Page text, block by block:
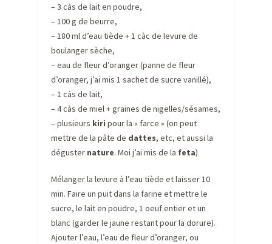
– 3 càs de lait en poudre,
– 100 g de beurre,
– 180 ml d’eau tiède + 1 càc de levure de
boulanger sèche,
– eau de fleur d’oranger (panne de fleur
d’oranger, j’ai mis 1 sachet de sucre vanillé),
– 1 càs de lait,
– 4 càs de miel + graines de nigelles/sésames,
– plusieurs kiri pour la « farce » (on peut
mettre de la pâte de dattes, etc, et aussi la
déguster nature. Moi j’ai mis de la feta)
Mélanger la levure à l’eau tiède et laisser 10
min. Faire un puit dans la farine et mettre le
sucre, le lait en poudre, 1 oeuf entier et un
blanc (garder le jaune restant pour la dorure).
Ajouter l’eau, l’eau de fleur d’oranger, ou